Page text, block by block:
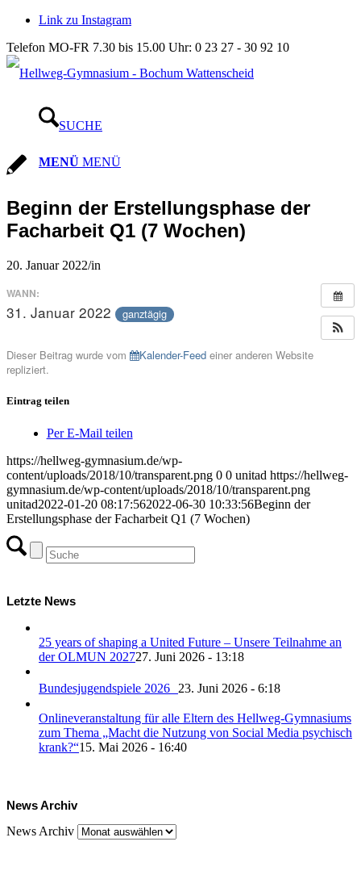
Link zu Instagram
Telefon MO-FR 7.30 bis 15.00 Uhr: 0 23 27 - 30 92 10
SUCHE
MENÜ MENÜ
Beginn der Erstellungsphase der
Facharbeit Q1 (7 Wochen)
20. Januar 2022/in
WANN:
31. Januar 2022 ganztägig
Dieser Beitrag wurde vom Kalender-Feed einer anderen Website
repliziert.
Eintrag teilen
Per E-Mail teilen
https://hellweg-gymnasium.de/wp-
content/uploads/2018/10/transparent.png 0 0 unitad https://hellweg-
gymnasium.de/wp-content/uploads/2018/10/transparent.png
unitad2022-01-20 08:17:562022-06-30 10:33:56Beginn der
Erstellungsphase der Facharbeit Q1 (7 Wochen)
Letzte News
25 years of shaping a United Future – Unsere Teilnahme an
der OLMUN 202727. Juni 2026 - 13:18
Bundesjugendspiele 2026 23. Juni 2026 - 6:18
Onlineveranstaltung für alle Eltern des Hellweg-Gymnasiums
zum Thema „Macht die Nutzung von Social Media psychisch
krank?“15. Mai 2026 - 16:40
News Archiv
News Archiv